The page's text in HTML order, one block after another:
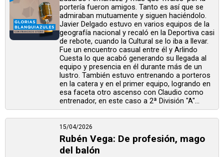
portería fueron amigos. Tanto es así que se
admiraban mutuamente y siguen haciéndolo.
Javier Delgado estuvo en varios equipos de la
geografía nacional y recaló en la Deportiva casi
de rebote, cuando la Cultural se lo iba a llevar.
Fue un encuentro casual entre él y Arlindo
Cuesta lo que acabó generando su llegada al
equipo y presencia en él durante más de un
lustro. También estuvo entrenando a porteros
en la catera y en el primer equipo, logrando en
esa faceta otro ascenso con Claudio como
entrenador, en este caso a 2ª División "A"...
15/04/2026
Rubén Vega: De profesión, mago
del balón